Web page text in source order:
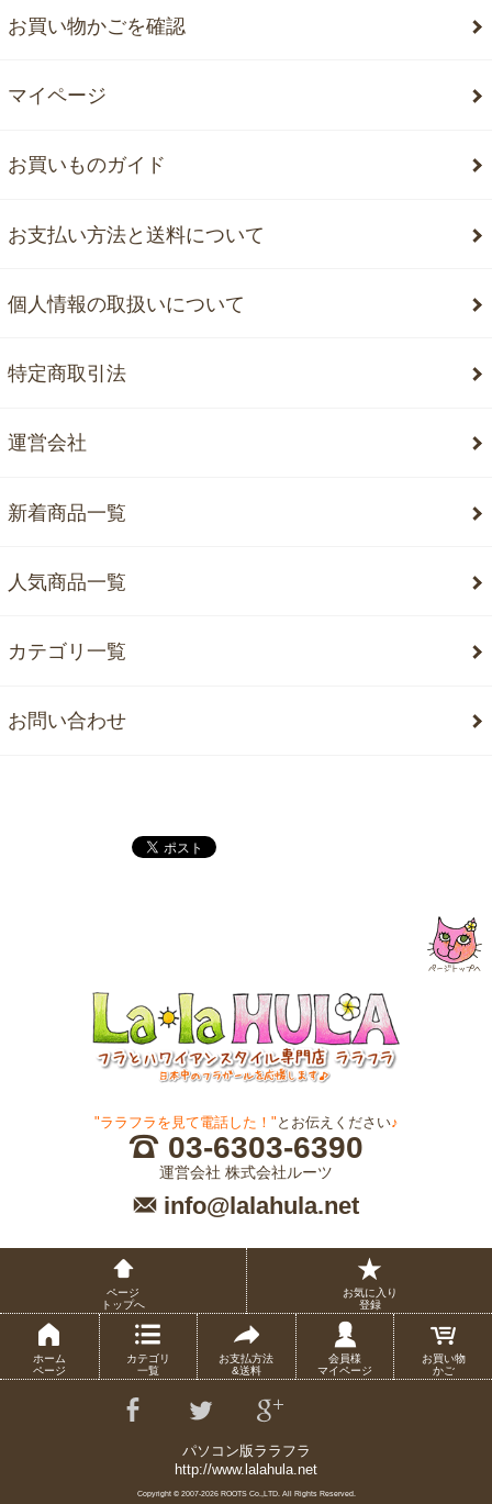
お買い物かごを確認
マイページ
お買いものガイド
お支払い方法と送料について
個人情報の取扱いについて
特定商取引法
運営会社
新着商品一覧
人気商品一覧
カテゴリ一覧
お問い合わせ
"ララフラを見て電話した！" とお伝えください♪
03-6303-6390
運営会社 株式会社ルーツ
info@lalahula.net
ページ
トップへ
お気に入り
登録
ホーム
ページ
カテゴリ
一覧
お支払方法
&送料
会員様
マイページ
お買い物
かご
パソコン版ララフラ
http://www.lalahula.net
Copyright © 2007-2026 ROOTS Co.,LTD. All Rights Reserved.